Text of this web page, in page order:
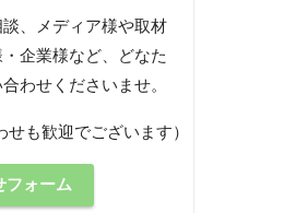
、メディア様や取材
企業様など、どなた
わせくださいませ。
せも歓迎でございます）
フォーム